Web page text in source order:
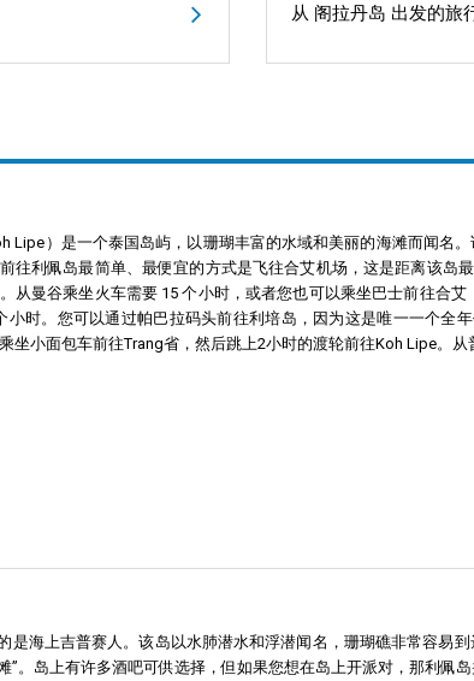
从 阁拉丹岛 出发的旅
Lipe）是一个泰国岛屿，以珊瑚丰富的水域和美丽的海滩而闻名
往利佩岛最简单、最便宜的方式是飞往合艾机场，这是距离该岛
从曼谷乘坐火车需要 15 个小时，或者您也可以乘坐巴士前往合
小时。您可以通过帕巴拉码头前往利培岛，因为这是唯一一个全
坐小面包车前往Trang省，然后跳上2小时的渡轮前往Koh Lipe。
是海上吉普赛人。该岛以水肺潜水和浮潜闻名，珊瑚礁非常容易
。岛上有许多酒吧可供选择，但如果您想在岛上开派对，那利佩